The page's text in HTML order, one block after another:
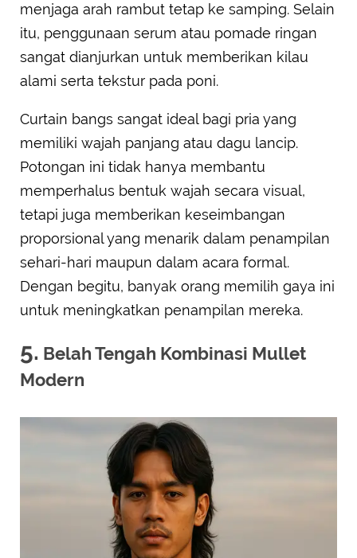
menjaga arah rambut tetap ke samping. Selain
itu, penggunaan serum atau pomade ringan
sangat dianjurkan untuk memberikan kilau
alami serta tekstur pada poni.
Curtain bangs sangat ideal bagi pria yang
memiliki wajah panjang atau dagu lancip.
Potongan ini tidak hanya membantu
memperhalus bentuk wajah secara visual,
tetapi juga memberikan keseimbangan
proporsional yang menarik dalam penampilan
sehari-hari maupun dalam acara formal.
Dengan begitu, banyak orang memilih gaya ini
untuk meningkatkan penampilan mereka.
5. Belah Tengah Kombinasi Mullet
Modern